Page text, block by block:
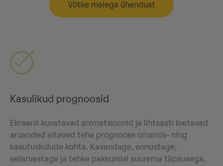
Võtke meiega ühendust
Kasulikud prognoosid
Ekraanil kuvatavad animatsioonid ja lihtsasti loetavad
aruanded aitavad teha prognoose omamis- ning
kasutuskulude kohta. Kavandage, ennustage,
eelarvestage ja tehke pakkumisi suurema täpsusega,